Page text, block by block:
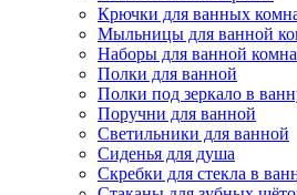
Крючки для ванных
Мыльницы для ванной
Наборы для ванной
Полки для ванной
Полки под зеркало в
Поручни для ванной
Светильники для ванной
Сиденья для душа
Скребки для стекла в